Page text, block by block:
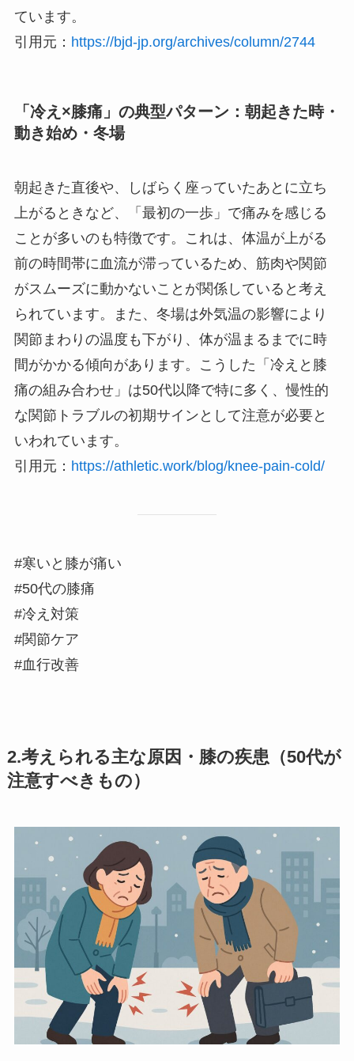
ています。
引用元： https://bjd-jp.org/archives/column/2744
「冷え×膝痛」の典型パターン：朝起きた時・
動き始め・冬場
朝起きた直後や、しばらく座っていたあとに立ち
上がるときなど、「最初の一歩」で痛みを感じる
ことが多いのも特徴です。これは、体温が上がる
前の時間帯に血流が滞っているため、筋肉や関節
がスムーズに動かないことが関係していると考え
られています。また、冬場は外気温の影響により
関節まわりの温度も下がり、体が温まるまでに時
間がかかる傾向があります。こうした「冷えと膝
痛の組み合わせ」は50代以降で特に多く、慢性的
な関節トラブルの初期サインとして注意が必要と
いわれています。
引用元： https://athletic.work/blog/knee-pain-cold/
#寒いと膝が痛い
#50代の膝痛
#冷え対策
#関節ケア
#血行改善
2.考えられる主な原因・膝の疾患（50代が
注意すべきもの）